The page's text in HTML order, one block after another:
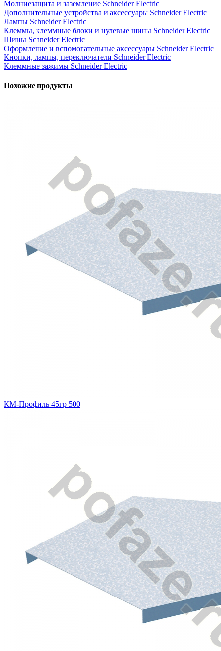
Молниезащита и заземление Schneider Electric
Дополнительные устройства и аксессуары Schneider Electric
Лампы Schneider Electric
Клеммы, клеммные блоки и нулевые шины Schneider Electric
Шины Schneider Electric
Оформление и вспомогательные аксессуары Schneider Electric
Кнопки, лампы, переключатели Schneider Electric
Клеммные зажимы Schneider Electric
Похожие продукты
КМ-Профиль 45гр 500